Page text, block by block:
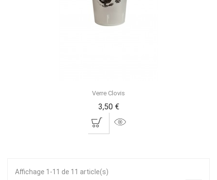
Verre Clovis
3,50 €
Affichage 1-11 de 11 article(s)